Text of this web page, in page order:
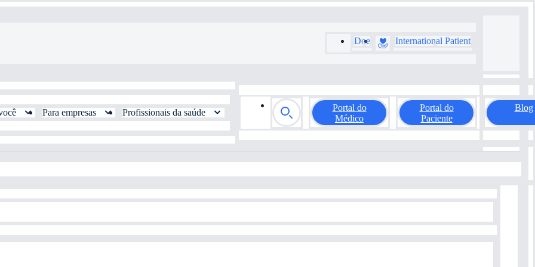
Doe International Patient
Para empresas Profissionais da saúde
Portal do
Médico
Portal do
Paciente
Blog